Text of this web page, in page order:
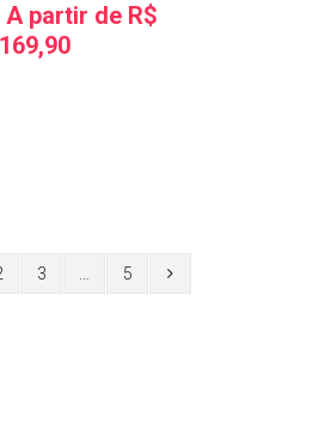
A partir de R$
169,90
3 5